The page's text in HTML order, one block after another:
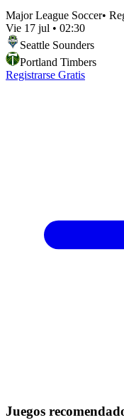
Major League Soccer•
Vie 17 jul • 02:30
Seattle Sounders
Portland Timbers
Registrarse Gratis
Juegos